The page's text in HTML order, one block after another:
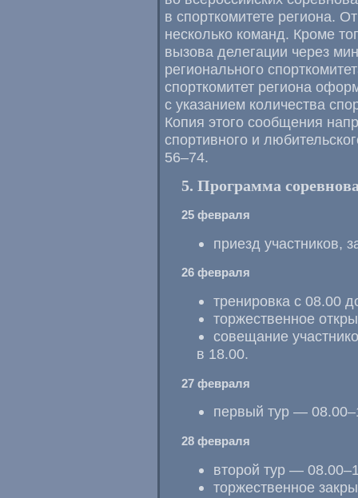
в спорткомитете региона.
несколько команд. Кроме
вызова делегации через
регионального
спорткомитет региона
с указанием количества
Копия этого сообщения
спортивного и
56–74.
5. Программа
25 февраля
приезд участников,
26 февраля
тренировка с 08.00
торжественное
совещание
в 18.00.
27 февраля
первый тур —
28 февраля
второй тур —
торжественное